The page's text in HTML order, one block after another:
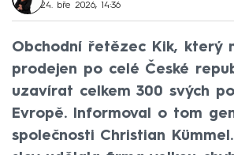
24. bře 2026, 14:36
Obchodní řetězec Kik, který
prodejen po celé České
uzavírat celkem 300 svých
Evropě. Informoval o tom
společnosti Christian